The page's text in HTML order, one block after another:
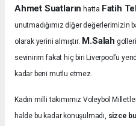
Ahmet Suatların hatta Fatih
unutmadığımız diğer değerlerimizin
olarak yerini almıştır. M.Salah
sevinirim fakat hiç biri Liverpool’u
kadar beni mutlu etmez.
Kadın milli takımımız Voleybol
halde bu kadar konuşulmadı, sizce